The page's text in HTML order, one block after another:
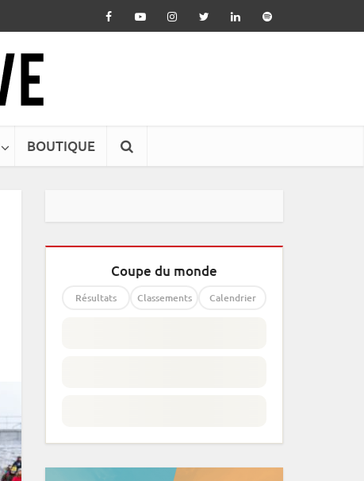
BOUTIQUE
Coupe du monde
Résultats Classements Calendrier